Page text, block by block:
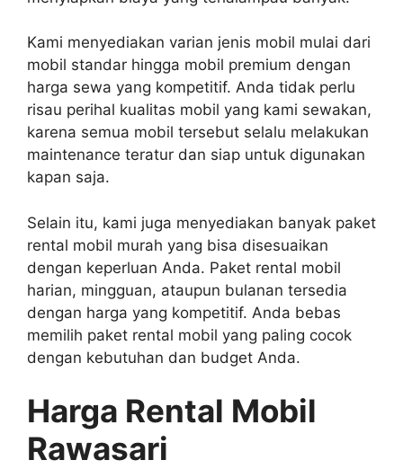
Kami menyediakan varian jenis mobil mulai dari
mobil standar hingga mobil premium dengan
harga sewa yang kompetitif. Anda tidak perlu
risau perihal kualitas mobil yang kami sewakan,
karena semua mobil tersebut selalu melakukan
maintenance teratur dan siap untuk digunakan
kapan saja.
Selain itu, kami juga menyediakan banyak paket
rental mobil murah yang bisa disesuaikan
dengan keperluan Anda. Paket rental mobil
harian, mingguan, ataupun bulanan tersedia
dengan harga yang kompetitif. Anda bebas
memilih paket rental mobil yang paling cocok
dengan kebutuhan dan budget Anda.
Harga Rental Mobil
Rawasari